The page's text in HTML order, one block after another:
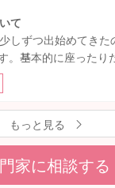
て
しずつ出始めてきた
。基本的に座ったり
の風船のように感じ
たーっと張り付く
ちっと固くなる時が
きで横になると落ち
から31mmに短縮
てもらうことになり
ごしています。 この
もっと見る
家に相談する